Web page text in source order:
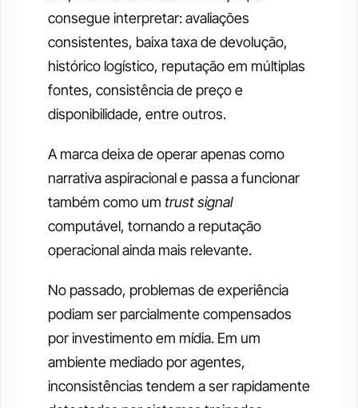
consegue interpretar: avaliações
consistentes, baixa taxa de devolução,
histórico logístico, reputação em múltiplas
fontes, consistência de preço e
disponibilidade, entre outros.
A marca deixa de operar apenas como
narrativa aspiracional e passa a funcionar
também como um trust signal
computável, tornando a reputação
operacional ainda mais relevante.
No passado, problemas de experiência
podiam ser parcialmente compensados
por investimento em mídia. Em um
ambiente mediado por agentes,
inconsistências tendem a ser rapidamente